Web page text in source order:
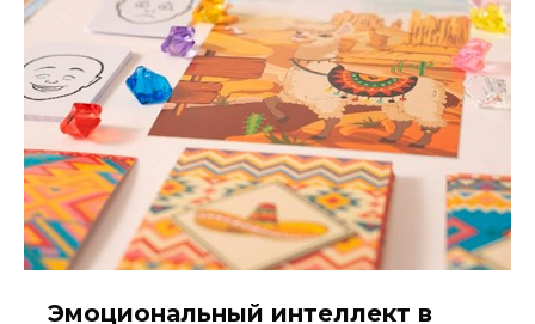
Эмоциональный интеллект в